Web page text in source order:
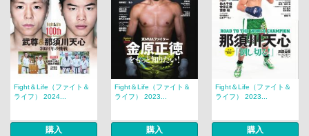
Fight＆Life（ファイト＆
ライフ） 2024...
購入
Fight＆Life（ファイト＆
ライフ） 2023...
購入
Fight＆Life（ファイト＆
ライフ） 2023...
購入